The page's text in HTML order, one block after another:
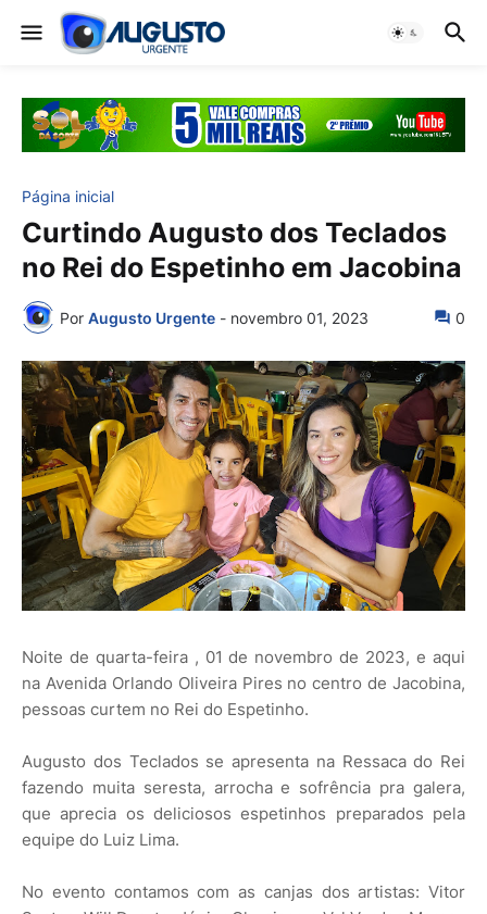
Página inicial
Curtindo Augusto dos Teclados
no Rei do Espetinho em Jacobina
Por Augusto Urgente - novembro 01, 2023 0
Noite de quarta-feira , 01 de novembro de 2023, e aqui
na Avenida Orlando Oliveira Pires no centro de Jacobina,
pessoas curtem no Rei do Espetinho.
Augusto dos Teclados se apresenta na Ressaca do Rei
fazendo muita seresta, arrocha e sofrência pra galera,
que aprecia os deliciosos espetinhos preparados pela
equipe do Luiz Lima.
No evento contamos com as canjas dos artistas: Vitor